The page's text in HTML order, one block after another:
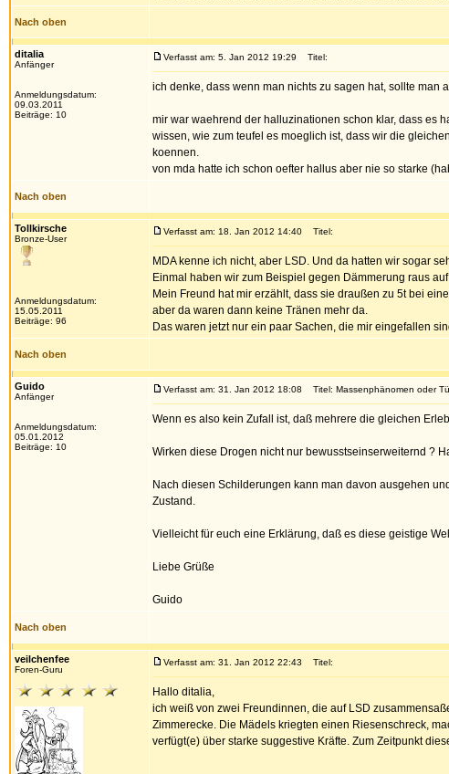
Nach oben
ditalia
Anfänger
Anmeldungsdatum:
09.03.2011
Beiträge: 10
Verfasst am: 5. Jan 2012 19:29 Titel:
ich denke, dass wenn man nichts zu sagen hat, sollte man
mir war waehrend der halluzinationen schon klar, dass es
wissen, wie zum teufel es moeglich ist, dass wir die
koennen.
von mda hatte ich schon oefter hallus aber nie so starke
Nach oben
Tollkirsche
Bronze-User
Anmeldungsdatum:
15.05.2011
Beiträge: 96
Verfasst am: 18. Jan 2012 14:40 Titel:
MDA kenne ich nicht, aber LSD. Und da hatten wir sogar
Einmal haben wir zum Beispiel gegen Dämmerung raus
Mein Freund hat mir erzählt, dass sie draußen zu 5t bei
aber da waren dann keine Tränen mehr da.
Das waren jetzt nur ein paar Sachen, die mir eingefallen
Nach oben
Guido
Anfänger
Anmeldungsdatum:
05.01.2012
Beiträge: 10
Verfasst am: 31. Jan 2012 18:08 Titel: Massenphänomen oder
Wenn es also kein Zufall ist, daß mehrere die gleichen
Wirken diese Drogen nicht nur bewusstseinserweiternd ?
Nach diesen Schilderungen kann man davon ausgehen
Zustand.
Vielleicht für euch eine Erklärung, daß es diese geistige
Liebe Grüße
Guido
Nach oben
veilchenfee
Foren-Guru
Verfasst am: 31. Jan 2012 22:43 Titel:
Hallo ditalia,
ich weiß von zwei Freundinnen, die auf LSD
Zimmerecke. Die Mädels kriegten einen Riesenschreck,
verfügt(e) über starke suggestive Kräfte. Zum Zeitpunkt